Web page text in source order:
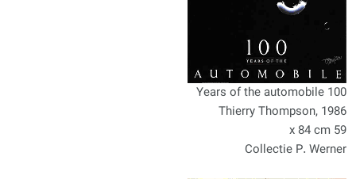
100 Years of the automobile
Thierry Thompson, 1986
59 x 84 cm
Collectie P. Werner